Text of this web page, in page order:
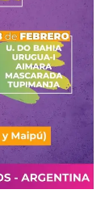
madre. Para el
ajusta a sus
estas.
contra
el retorno del
exceso de
, favorece la